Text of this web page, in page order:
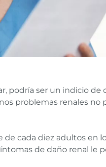
podría ser un indicio de
problemas renales no
de cada diez adultos en
de daño renal le